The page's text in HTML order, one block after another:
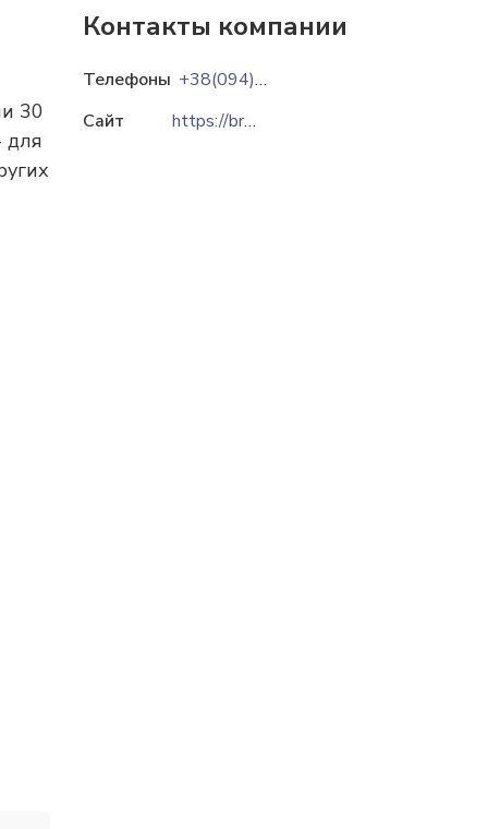
30
для
Контакты компании
Телефоны
+38(094)9852900
Сайт
https://bronto.ub.ua